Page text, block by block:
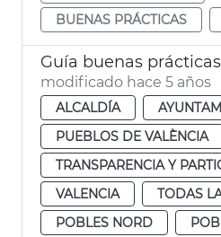
BUENAS PRÁCTICAS
modificado hace 5 años
ALCALDÍA
PUEBLOS DE VALÈNCIA
TRANSPARENCIA Y
VALENCIA
TODAS
POBLES NORD